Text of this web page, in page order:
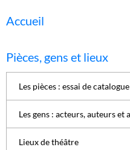
Accueil
Pièces, gens et lieux
Les pièces : essai de catalogue
Les gens : acteurs, auteurs et
Lieux de théâtre